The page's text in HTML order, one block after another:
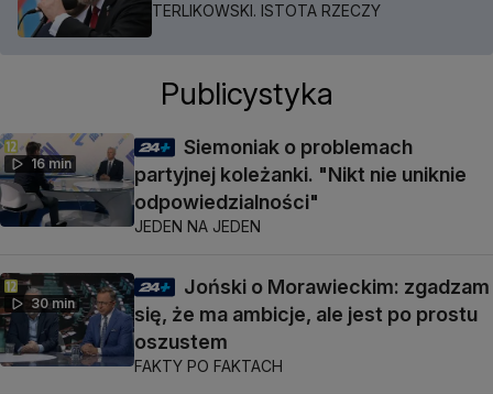
TERLIKOWSKI. ISTOTA RZECZY
Publicystyka
16 min
Siemoniak o problemach
partyjnej koleżanki. "Nikt nie uniknie
odpowiedzialności"
JEDEN NA JEDEN
30 min
Joński o Morawieckim: zgadzam
się, że ma ambicje, ale jest po prostu
oszustem
FAKTY PO FAKTACH